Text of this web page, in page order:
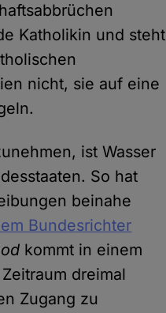
Katholikin und steht
nicht, sie auf eine
ist Wasser
So hat
beinahe
Bundesrichter
kommt in einem
dreimal
Zugang zu